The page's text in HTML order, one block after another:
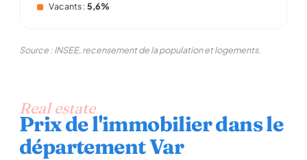
Vacants :5,6%
Source : INSEE, recensement de la population et logements.
Real estate
Prix de l'immobilier dans le
département Var